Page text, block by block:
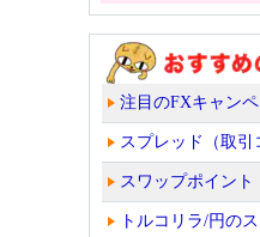
注目のFXキャン
スプレッド（取引
スワップポイント
トルコリラ/円の